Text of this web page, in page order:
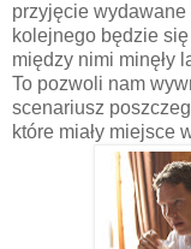
przyjęcie
kolejnego będzie się
między nimi minęły
To pozwoli nam
scenariusz
które miały miejsce